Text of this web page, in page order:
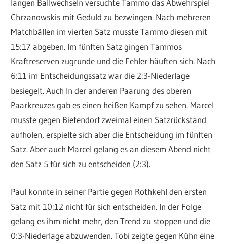
langen Ballwechseln versuchte Tammo das Abwehrspiel
Chrzanowskis mit Geduld zu bezwingen. Nach mehreren
Matchbällen im vierten Satz musste Tammo diesen mit
15:17 abgeben. Im fünften Satz gingen Tammos
Kraftreserven zugrunde und die Fehler häuften sich. Nach
6:11 im Entscheidungssatz war die 2:3-Niederlage
besiegelt. Auch In der anderen Paarung des oberen
Paarkreuzes gab es einen heißen Kampf zu sehen. Marcel
musste gegen Bietendorf zweimal einen Satzrückstand
aufholen, erspielte sich aber die Entscheidung im fünften
Satz. Aber auch Marcel gelang es an diesem Abend nicht
den Satz 5 für sich zu entscheiden (2:3).
Paul konnte in seiner Partie gegen Rothkehl den ersten
Satz mit 10:12 nicht für sich entscheiden. In der Folge
gelang es ihm nicht mehr, den Trend zu stoppen und die
0:3-Niederlage abzuwenden. Tobi zeigte gegen Kühn eine